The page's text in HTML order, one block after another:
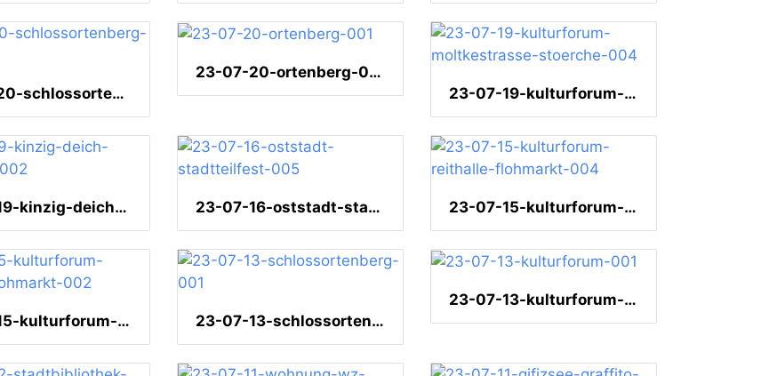
23-07-20-schlossortenberg-005
23-07-20-ortenberg-001
23-07-19-kulturforum-moltkestrasse-stoerche-004
23-07-19-kinzig-deich-turmfalke-002 23-07-16-oststadt-stadtteilfest-005 23-07-15-kulturforum-reithalle-flohmarkt-004
23-07-15-kulturforum-reithalle-flohmarkt-002 23-07-13-schlossortenberg-001
23-07-13-kulturforum-001